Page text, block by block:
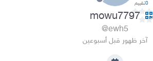
0تقييم
mowu7797
@ewh5
آخر ظهور قبل أسبوعين